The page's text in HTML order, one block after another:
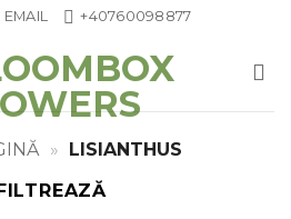
EMAIL +40760098877
» LISIANTHUS